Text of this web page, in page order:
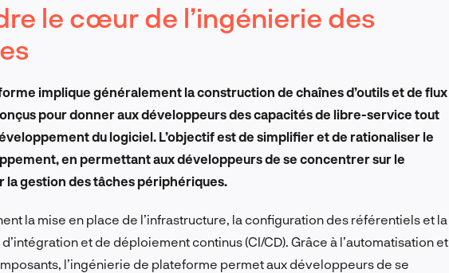
le cœur de l’ingénierie des
implique généralement la construction de chaînes d’outils et de flux
pour donner aux développeurs des capacités de libre-service tout
du logiciel. L’objectif est de simplifier et de rationaliser le
en permettant aux développeurs de se concentrer sur le
la gestion des tâches périphériques.
la mise en place de l’infrastructure, la configuration des référentiels et la
et de déploiement continus (CI/CD). Grâce à l’automatisation et
l’ingénierie de plateforme permet aux développeurs de se